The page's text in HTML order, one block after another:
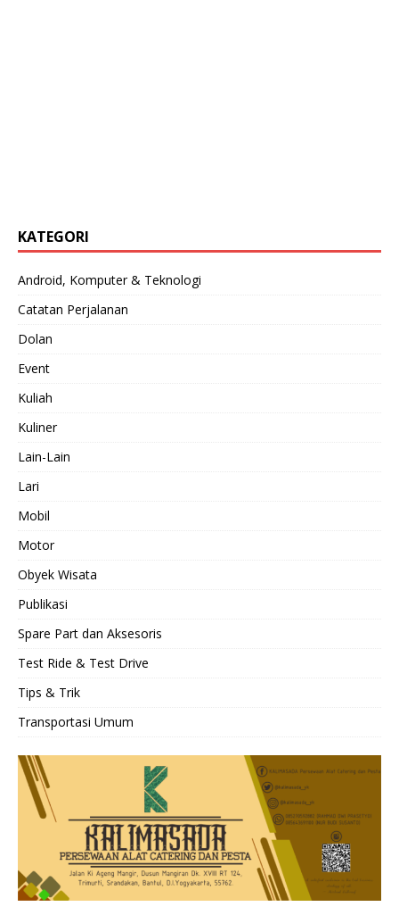
KATEGORI
Android, Komputer & Teknologi
Catatan Perjalanan
Dolan
Event
Kuliah
Kuliner
Lain-Lain
Lari
Mobil
Motor
Obyek Wisata
Publikasi
Spare Part dan Aksesoris
Test Ride & Test Drive
Tips & Trik
Transportasi Umum